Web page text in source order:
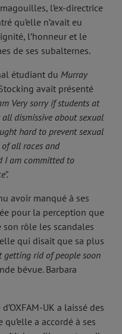
l’ex-directrice
qu’elle n’avait eu
l’honneur et le
de ses subalternes.
étudiant du Murray
avait présenté
Very sorry if students at
dismissive about sexual
hard to prevent sexual
all races and
I am committed to
avoir manqué à ses
pour la perception que
rôle les scandales
qui disait que sa plus
getting rid of people soon
bévue. Barbara
UK a laissé des
a accordé à ses